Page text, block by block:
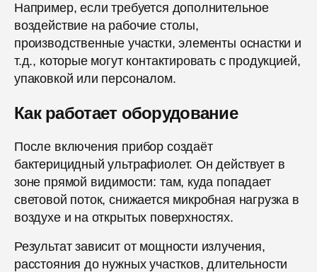
Например, если требуется дополнительное
воздействие на рабочие столы,
производственные участки, элементы оснастки и
т.д., которые могут контактировать с продукцией,
упаковкой или персоналом.
Как работает оборудование
После включения прибор создаёт
бактерицидный ультрафиолет. Он действует в
зоне прямой видимости: там, куда попадает
световой поток, снижается микробная нагрузка в
воздухе и на открытых поверхностях.
Результат зависит от мощности излучения,
расстояния до нужных участков, длительности